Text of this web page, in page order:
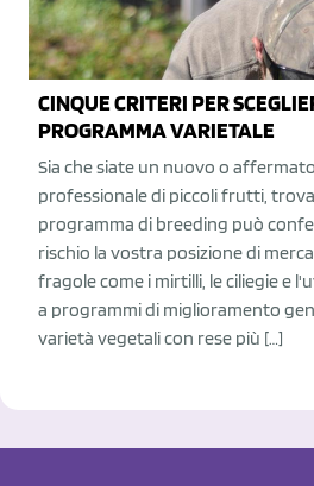
CINQUE CRITERI PER
PROGRAMMA VARIETALE
Sia che siate un nuovo o
professionale di piccoli frutti,
programma di breeding può
rischio la vostra posizione di
fragole come i mirtilli, le ciliegie e
a programmi di miglioramento
varietà vegetali con rese più […]